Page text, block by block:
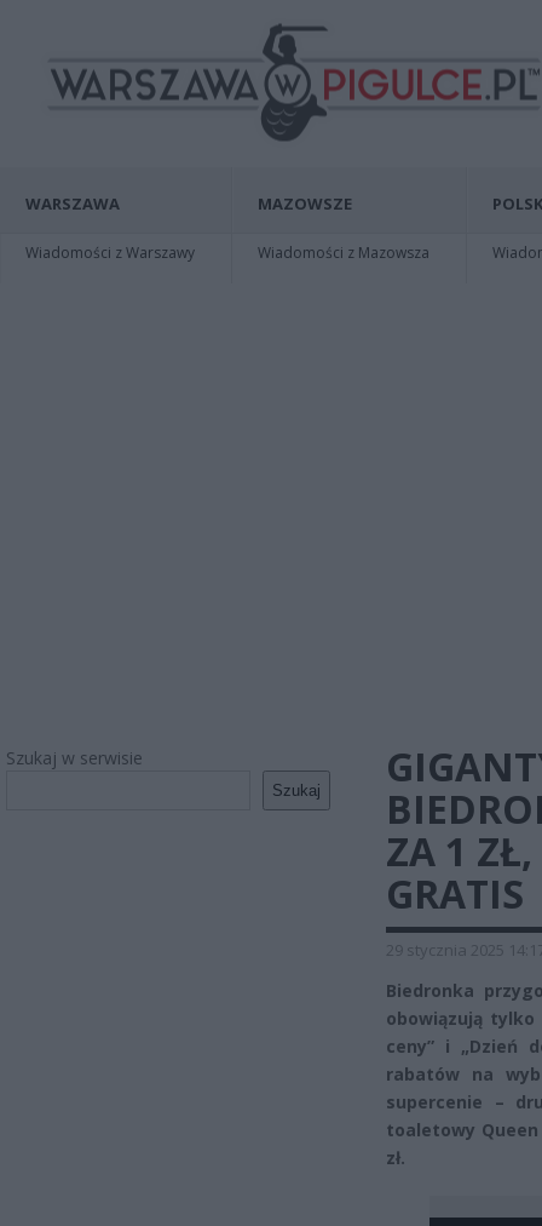
WARSZAWA
Wiadomości z Warszawy
MAZOWSZE
Wiadomości z Mazowsza
Szukaj w serwisie
Szukaj
ZA 1
GRATIS
29 stycznia 2025
Biedronka
obowiązują
ceny” i „Dzień
rabatów na
supercenie –
toaletowy
zł.